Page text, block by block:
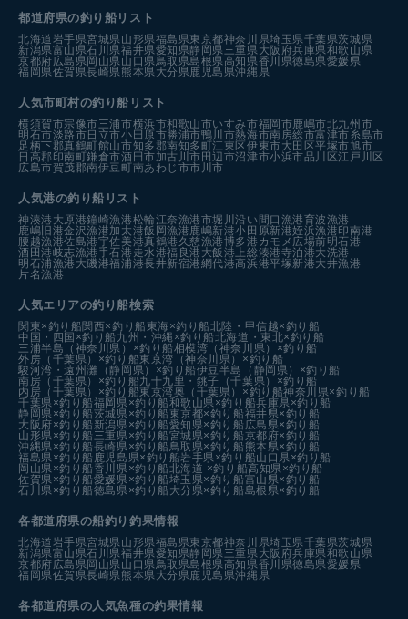
都道府県の釣り船リスト
北海道 岩手県宮城県 山形県福島県東京都神奈川県埼玉県千葉県茨城県
新潟県富山県石川県福井県愛知県静岡県 三重県 大阪府兵庫県和歌山県
京都府広島県岡山県 山口県 鳥取県島根県高知県香川県徳島県愛媛県
福岡県佐賀県長崎県 熊本県 大分県 鹿児島県沖縄県
人気市町村の釣り船リスト
横須賀市宗像市三浦市横浜市和歌山市いすみ市福岡市鹿嶋市北九州市
明石市淡路市日立市小田原市勝浦市鴨川市熱海市南房総市富津市糸島市
足柄下郡真鶴町館山市知多郡南知多町江東区伊東市大田区平塚市旭市
日高郡印南町鎌倉市酒田市加古川市田辺市沼津市小浜市品川区江戸川区
広島市賀茂郡南伊豆町南あわじ市市川市
人気港の釣り船リスト
神湊港 大原港鐘崎漁港松輪江奈漁港市堀川沿い 間口漁港育波漁港
鹿嶋旧港金沢漁港加太港飯岡漁港 鹿嶋新港小田原新港姪浜漁港印南港
腰越漁港佐島港宇佐美港真鶴港 久慈漁港博多港カモメ広場前明石港
酒田港岐志漁港手石港 走水港福良港 大飯港 上総湊港寺泊港大洗港
明石浦漁港 大磯港福浦港長井新宿港網代港高浜港平塚新港大井漁港
片名漁港
人気エリアの釣り船検索
関東×釣り船関西×釣り船 東海×釣り船北陸・甲信越×釣り船
中国・四国×釣り船 九州・沖縄×釣り船北海道・東北×釣り船
三浦半島（神奈川県）×釣り船相模湾（神奈川県）×釣り船
外房（千葉県）×釣り船東京湾（神奈川県）×釣り船
駿河湾・遠州灘（静岡県）×釣り船伊豆半島（静岡県）×釣り船
南房（千葉県）×釣り船九十九里・銚子（千葉県）×釣り船
内房（千葉県）×釣り船東京湾奥（千葉県）×釣り船神奈川県×釣り船
千葉県×釣り船福岡県×釣り船和歌山県×釣り船兵庫県×釣り船
静岡県×釣り船茨城県×釣り船 東京都×釣り船福井県×釣り船
大阪府×釣り船 新潟県×釣り船愛知県×釣り船 広島県×釣り船
山形県×釣り船 三重県×釣り船宮城県×釣り船京都府×釣り船
沖縄県×釣り船長崎県×釣り船 鳥取県×釣り船 熊本県×釣り船
福島県×釣り船 鹿児島県×釣り船岩手県×釣り船山口県×釣り船
岡山県×釣り船香川県×釣り船北海道 ×釣り船高知県×釣り船
佐賀県×釣り船愛媛県×釣り船埼玉県×釣り船富山県×釣り船
石川県×釣り船徳島県×釣り船 大分県×釣り船島根県×釣り船
各都道府県の船釣り釣果情報
北海道 岩手県宮城県 山形県福島県東京都神奈川県埼玉県千葉県茨城県
新潟県富山県石川県福井県愛知県静岡県 三重県 大阪府兵庫県和歌山県
京都府広島県岡山県 山口県 鳥取県島根県高知県香川県徳島県愛媛県
福岡県佐賀県長崎県 熊本県 大分県 鹿児島県沖縄県
各都道府県の人気魚種の釣果情報